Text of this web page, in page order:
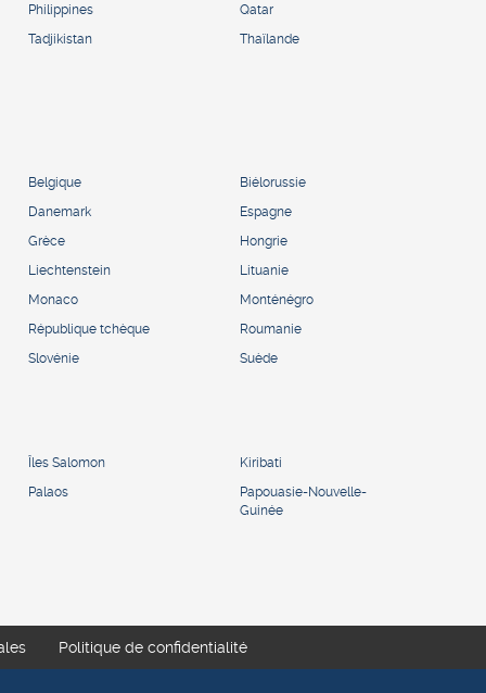
Philippines
Qatar
Tadjikistan
Thaïlande
Belgique
Biélorussie
Danemark
Espagne
Grèce
Hongrie
Liechtenstein
Lituanie
Monaco
Monténégro
République tchèque
Roumanie
Slovénie Suède
Îles Salomon
Kiribati
Palaos
Papouasie-Nouvelle-
Guinée
Politique de confidentialité